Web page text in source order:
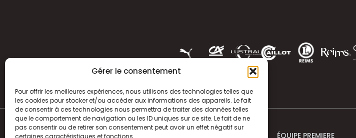
Gérer le consentement
Pour offrir les meilleures expériences, nous utilisons des technologies telles que
les cookies pour stocker et/ou accéder aux informations des appareils. Le fait
de consentir à ces technologies nous permettra de traiter des données telles
que le comportement de navigation ou les ID uniques sur ce site. Le fait de ne
pas consentir ou de retirer son consentement peut avoir un effet négatif sur
certaines caractéristiques et fonctions.
ÉQUIPE PREMIERE